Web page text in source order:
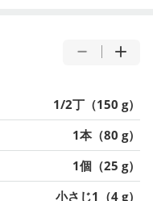
1/2丁（150 g）
1本（80 g）
1個（25 g）
小さじ1（4 g）